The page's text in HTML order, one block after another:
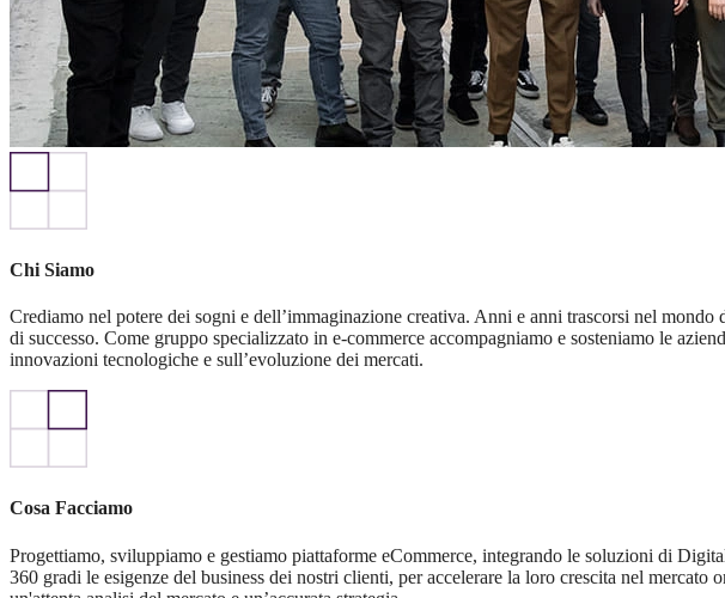
Chi Siamo
Crediamo nel potere dei sogni e dell’immaginazione creativa. Anni e anni trascorsi nel
di successo. Come gruppo specializzato in e-commerce accompagniamo e sosteniamo le
innovazioni tecnologiche e sull’evoluzione dei mercati.
Cosa Facciamo
Progettiamo, sviluppiamo e gestiamo piattaforme eCommerce, integrando le soluzioni di
360 gradi le esigenze del business dei nostri clienti, per accelerare la loro crescita nel